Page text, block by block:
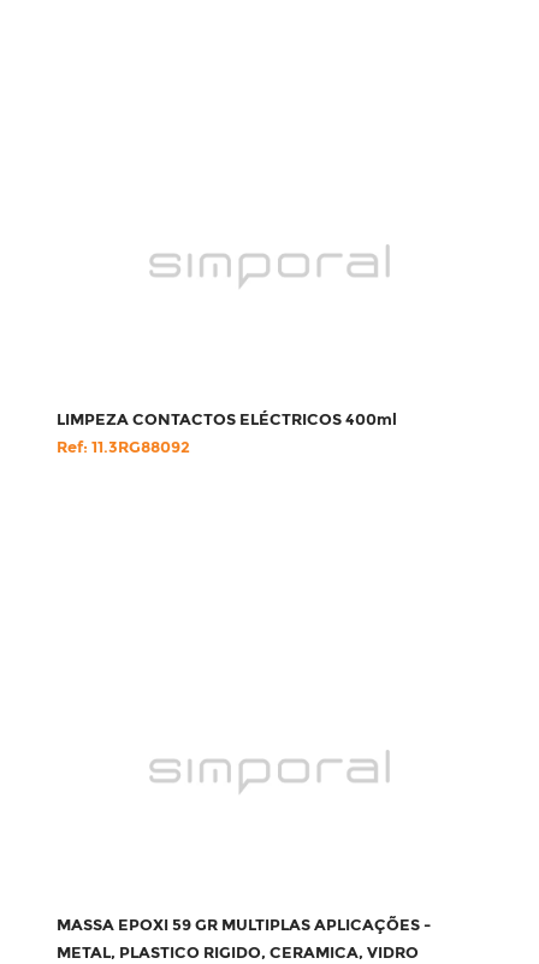
LIMPEZA CONTACTOS ELÉCTRICOS 400ml
Ref: 11.3RG88092
MASSA EPOXI 59 GR MULTIPLAS APLICAÇÕES -
METAL, PLASTICO RIGIDO, CERAMICA, VIDRO